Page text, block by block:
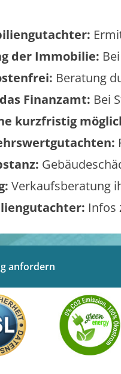
der Immobilie:
Beratung
Finanzamt: Bei
kurzfristig
Verkaufsberatung
Infos
anfordern